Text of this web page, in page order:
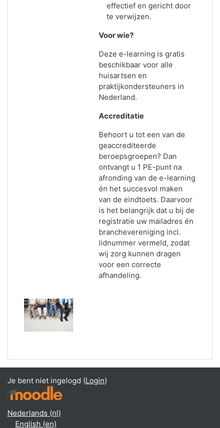
effectief en gericht door
te verwijzen.
Voor wie?
Deze e-learning is gratis
beschikbaar voor alle
huisartsen en
praktijkondersteuners in
Nederland.
Accreditatie
Behoort u tot een van de
geaccrediteerde
beroepsgroepen? Dan
ontvangt u 1 PE-punt na
afronding van de e-learning
én het succesvol maken
van de eindtoets. Daarvoor
is het belangrijk dat u bij de
registratie uw mailadres én
branchevereniging incl.
lidnummer vermeld, zodat
wij zorg kunnen dragen
voor een correcte
afhandeling.
Je bent niet ingelogd (Login)
Nederlands ‎(nl)‎
English ‎(en)‎